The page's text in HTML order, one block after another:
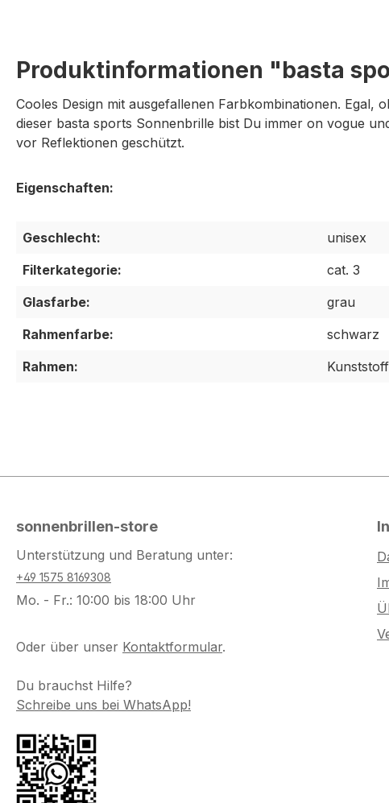
Produktinformationen "basta
Cooles Design mit ausgefallenen Farbkombinationen. Egal,
dieser basta sports Sonnenbrille bist Du immer on vogue
vor Reflektionen geschützt.
Geschlecht:
unisex
Filterkategorie:
cat. 3
Glasfarbe:
grau
Rahmenfarbe:
schwarz
Rahmen:
Kunststoff
sonnenbrillen-store
Unterstützung und Beratung unter:
+49 1575 8169308
Mo. - Fr.: 10:00 bis 18:00 Uhr
Oder über unser Kontaktformular.
Du brauchst Hilfe?
Schreibe uns bei WhatsApp!